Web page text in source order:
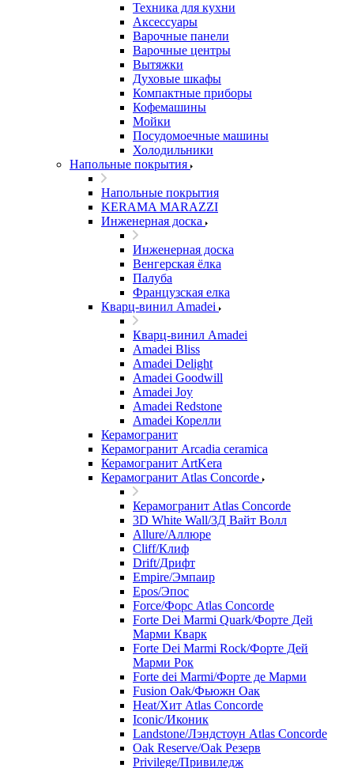
Техника для кухни
Аксессуары
Варочные панели
Варочные центры
Вытяжки
Духовые шкафы
Компактные приборы
Кофемашины
Мойки
Посудомоечные машины
Холодильники
Напольные покрытия
Напольные покрытия
KERAMA MARAZZI
Инженерная доска
Инженерная доска
Венгерская ёлка
Палуба
Французская елка
Кварц-винил Amadei
Кварц-винил Amadei
Amadei Bliss
Amadei Delight
Amadei Goodwill
Amadei Joy
Amadei Redstone
Amadei Корелли
Керамогранит
Керамогранит Arcadia ceramica
Керамогранит ArtKera
Керамогранит Atlas Concorde
Керамогранит Atlas Concorde
3D White Wall/3Д Вайт Волл
Allure/Аллюрe
Cliff/Клиф
Drift/Дрифт
Empire/Эмпаир
Epos/Эпос
Force/Фoрс Atlas Concorde
Forte Dei Marmi Quark/Форте Дей
Марми Кварк
Forte Dei Marmi Rock/Форте Дей
Марми Рок
Forte dei Marmi/Форте де Марми
Fusion Oak/Фьюжн Оак
Heat/Xит Atlas Concorde
Iconic/Иконик
Landstone/Лэндстоун Atlas Concorde
Oak Reserve/Оak Резepв
Privilege/Привиледж